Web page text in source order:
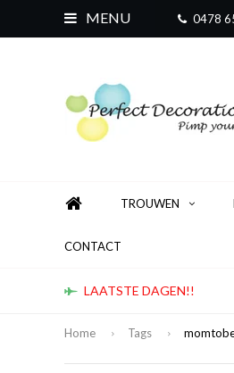
MENU 0478
TROUWEN
CONTACT
LAATSTE DAGEN!!
Home Tags